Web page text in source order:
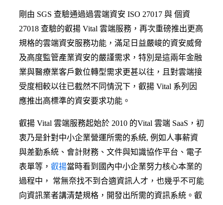
剛由 SGS 查驗通過過雲端資安 ISO 27017 與 個資
27018 查驗的叡揚 Vital 雲端服務，再次重磅推出更高
規格的雲端資安服務功能，滿足日益嚴峻的資安威脅
及高度監管產業資安的嚴謹需求，特別是這兩年金融
業與醫療業客戶數位轉型需求更甚以往，且對雲端接
受度相較以往已截然不同情況下，叡揚 Vital 系列因
應推出高標準的資安要求功能。
叡揚 Vital 雲端服務起始於 2010 的Vital 雲端 SaaS，初
衷乃是針對中小企業營運所需的系統, 例如人事薪資
與差勤系統、會計財務、文件與知識協作平台、電子
表單等， 叡揚當時看到國內中小企業努力核心本業的
過程中， 常無奈找不到合適資訊人才，也幾乎不可能
向資訊業者講清楚規格，開發出所需的資訊系統。叡